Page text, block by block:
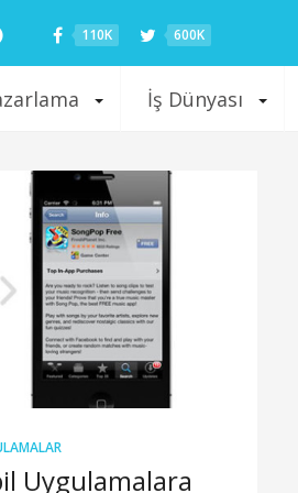
110K 600K
İş Dünyası
Uygulamalara